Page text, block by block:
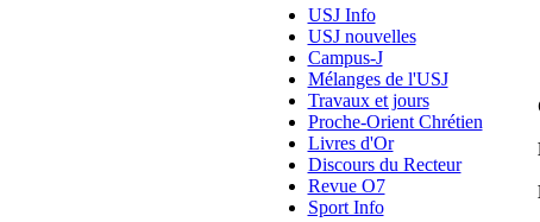
USJ Info
USJ nouvelles
Campus-J
Mélanges de l'USJ
Travaux et jours
Proche-Orient Chrétien
Livres d'Or
Discours du Recteur
Revue O7
Sport Info